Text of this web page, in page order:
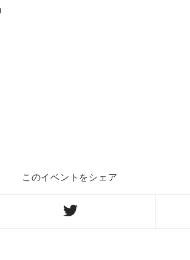
このイベントをシェア